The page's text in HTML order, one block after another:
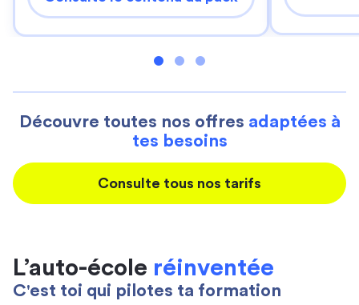
Découvre toutes nos offres adaptées à
tes besoins
Consulte tous nos tarifs
L’auto-école réinventée
C'est toi qui pilotes ta formation